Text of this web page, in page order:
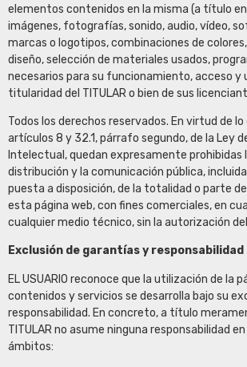
elementos contenidos en la misma (a título
imágenes, fotografías, sonido, audio, vídeo,
marcas o logotipos, combinaciones de
diseño, selección de materiales usados,
necesarios para su funcionamiento, acceso y
titularidad del TITULAR o bien de sus
Todos los derechos reservados. En virtud de
artículos 8 y 32.1, párrafo segundo, de la Ley
Intelectual, quedan expresamente prohibidas
distribución y la comunicación pública,
puesta a disposición, de la totalidad o parte
esta página web, con fines comerciales, en
cualquier medio técnico, sin la autorización del
Exclusión de garantías y responsabilidad
EL USUARIO reconoce que la utilización de la
contenidos y servicios se desarrolla bajo su
responsabilidad. En concreto, a título
TITULAR no asume ninguna responsabilidad
ámbitos: